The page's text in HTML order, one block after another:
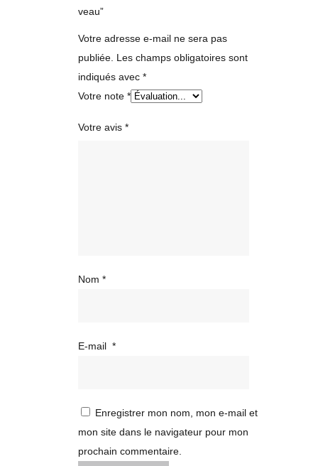
veau”
Votre adresse e-mail ne sera pas
publiée. Les champs obligatoires sont
indiqués avec *
Votre note *
Votre avis *
Nom *
E-mail *
Enregistrer mon nom, mon e-mail et
mon site dans le navigateur pour mon
prochain commentaire.